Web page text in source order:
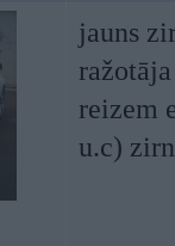
jauns
reizem
u.c)